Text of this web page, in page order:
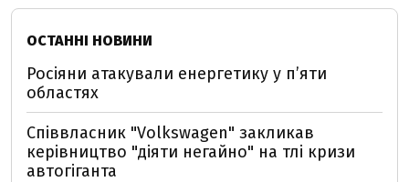
ОСТАННІ НОВИНИ
Росіяни атакували енергетику у пʼяти
областях
Співвласник "Volkswagen" закликав
керівництво "діяти негайно" на тлі кризи
автогіганта